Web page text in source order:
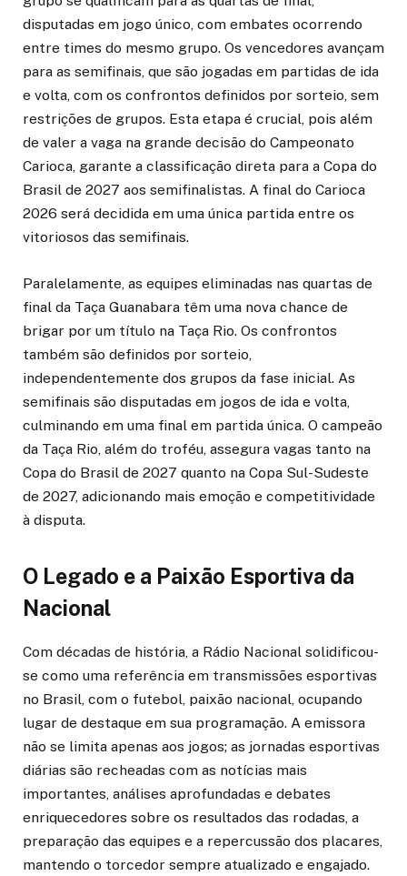
disputadas em jogo único, com embates ocorrendo
entre times do mesmo grupo. Os vencedores avançam
para as semifinais, que são jogadas em partidas de ida
e volta, com os confrontos definidos por sorteio, sem
restrições de grupos. Esta etapa é crucial, pois além
de valer a vaga na grande decisão do Campeonato
Carioca, garante a classificação direta para a Copa do
Brasil de 2027 aos semifinalistas. A final do Carioca
2026 será decidida em uma única partida entre os
vitoriosos das semifinais.
Paralelamente, as equipes eliminadas nas quartas de
final da Taça Guanabara têm uma nova chance de
brigar por um título na Taça Rio. Os confrontos
também são definidos por sorteio,
independentemente dos grupos da fase inicial. As
semifinais são disputadas em jogos de ida e volta,
culminando em uma final em partida única. O campeão
da Taça Rio, além do troféu, assegura vagas tanto na
Copa do Brasil de 2027 quanto na Copa Sul-Sudeste
de 2027, adicionando mais emoção e competitividade
à disputa.
O Legado e a Paixão Esportiva da
Nacional
Com décadas de história, a Rádio Nacional solidificou-
se como uma referência em transmissões esportivas
no Brasil, com o futebol, paixão nacional, ocupando
lugar de destaque em sua programação. A emissora
não se limita apenas aos jogos; as jornadas esportivas
diárias são recheadas com as notícias mais
importantes, análises aprofundadas e debates
enriquecedores sobre os resultados das rodadas, a
preparação das equipes e a repercussão dos placares,
mantendo o torcedor sempre atualizado e engajado.